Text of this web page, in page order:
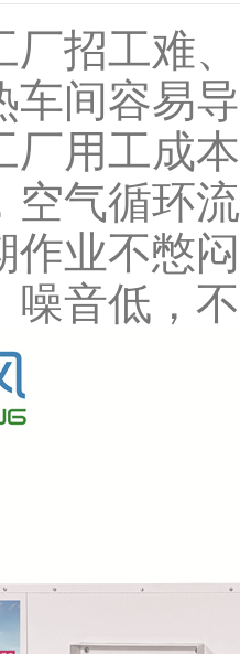
招工难
车间容易
厂用工成
空气循环
作业不憋
噪音低，